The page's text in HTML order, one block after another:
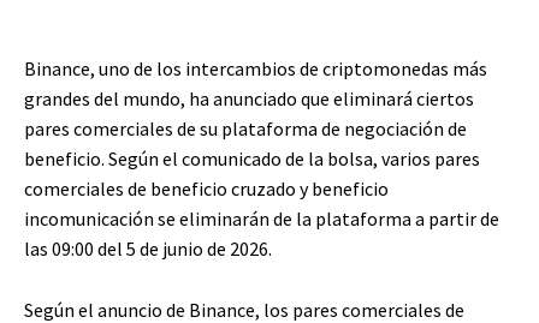
Binance, uno de los intercambios de criptomonedas más
grandes del mundo, ha anunciado que eliminará ciertos
pares comerciales de su plataforma de negociación de
beneficio. Según el comunicado de la bolsa, varios pares
comerciales de beneficio cruzado y beneficio
incomunicación se eliminarán de la plataforma a partir de
las 09:00 del 5 de junio de 2026.
Según el anuncio de Binance, los pares comerciales de